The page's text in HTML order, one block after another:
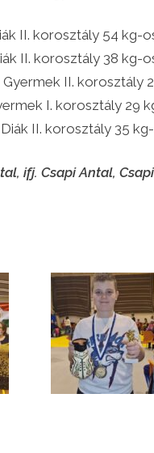
Toggle
sub-
menu
II. korosztály 54 kg-
II. korosztály 38 kg-
Gyermek II. korosztály
I. korosztály 29
Diák II. korosztály 35
ifj. Csapi Antal,